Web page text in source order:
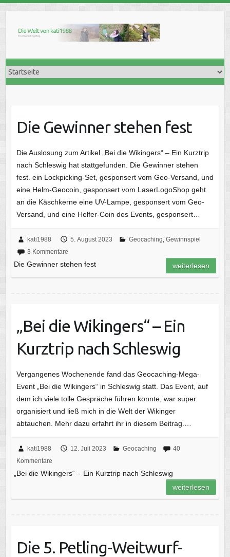
content
Die Gewinner stehen fest
Die Auslosung zum Artikel „Bei die Wikingers“ – Ein Kurztrip
nach Schleswig hat stattgefunden. Die Gewinner stehen
fest. ein Lockpicking-Set, gesponsert vom Geo-Versand, und
eine Helm-Geocoin, gesponsert vom LaserLogoShop geht
an die Käschkerne eine UV-Lampe, gesponsert vom Geo-
Versand, und eine Helfer-Coin des Events, gesponsert…
kati1988 5. August 2023 Geocaching Gewinnspiel
3 Kommentare
Die Gewinner stehen fest weiterlesen
„Bei die Wikingers“ – Ein
Kurztrip nach Schleswig
Vergangenes Wochenende fand das Geocaching-Mega-
Event „Bei die Wikingers“ in Schleswig statt. Das Event, auf
dem ich viele tolle Gespräche führen konnte, war super
organisiert und ließ mich in die Welt der Wikinger
abtauchen. Mehr dazu erfahrt ihr in diesem Beitrag.…
kati1988 12. Juli 2023 Geocaching
40
Kommentare
„Bei die Wikingers“ – Ein Kurztrip nach Schleswig
weiterlesen
Die 5. Petling-Weitwurf-